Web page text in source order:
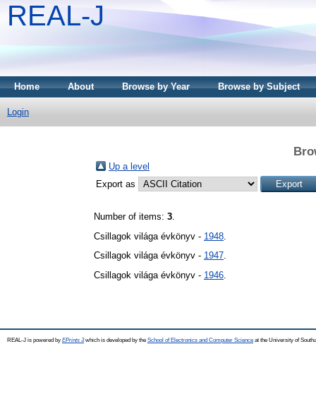
REAL-J
Home About Browse by Year Browse by Subject
Login
Up a level
Export as
Number of items: 3
Csillagok világa évkönyv - 1948
Csillagok világa évkönyv - 1947.
Csillagok világa évkönyv - 1946.
REAL-J is powered by EPrints 3which is developed by the School of Electronics and Computer Science at the University of